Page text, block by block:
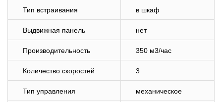
Тип встраивания в шкаф
Выдвижная панель нет
Производительность 350 м3/час
Количество скоростей 3
Тип управления механическое